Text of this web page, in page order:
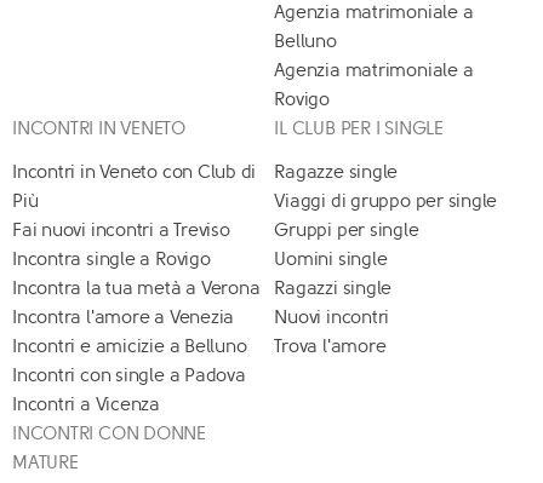
Agenzia matrimoniale a
Belluno
Agenzia matrimoniale a
Rovigo
INCONTRI IN VENETO
Incontri in Veneto con Club di
Più
Fai nuovi incontri a Treviso
Incontra single a Rovigo
Incontra la tua metà a Verona
Incontra l'amore a Venezia
Incontri e amicizie a Belluno
Incontri con single a Padova
Incontri a Vicenza
IL CLUB PER I SINGLE
Ragazze single
Viaggi di gruppo per single
Gruppi per single
Uomini single
Ragazzi single
Nuovi incontri
Trova l'amore
INCONTRI CON DONNE
MATURE